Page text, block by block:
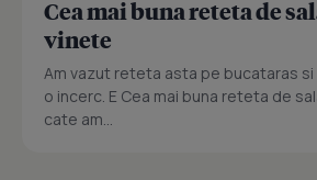
Cea mai buna reteta de
vinete
Am vazut reteta asta pe bucataras si
o incerc. E Cea mai buna reteta de
cate am...